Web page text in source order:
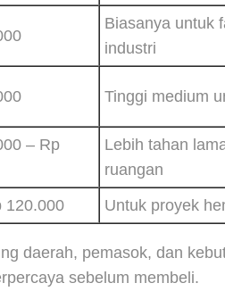
Biasanya untuk
industri
Tinggi medium
– Rp
Lebih tahan
ruangan
120.000 Untuk proyek
daerah, pemasok, dan
sebelum membeli.